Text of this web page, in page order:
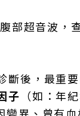
部超音波，
斷後，最重
子 （如：年
異、曾有血